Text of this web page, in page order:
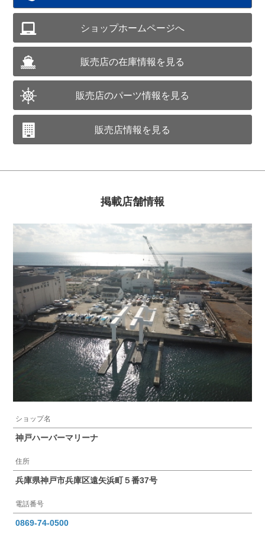
ショップホームページへ
販売店の在庫情報を見る
販売店のパーツ情報を見る
販売店情報を見る
掲載店舗情報
ショップ名
神戸ハーバーマリーナ
住所
兵庫県神戸市兵庫区遠矢浜町５番37号
電話番号
0869-74-0500